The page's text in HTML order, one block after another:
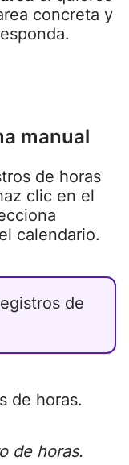
concreta y
manual
de horas
clic en el
calendario.
de
de horas.
de horas.